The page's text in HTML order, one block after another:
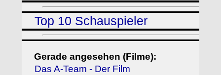
Top 10 Schauspieler
Gerade angesehen (Filme):
Das A-Team - Der Film